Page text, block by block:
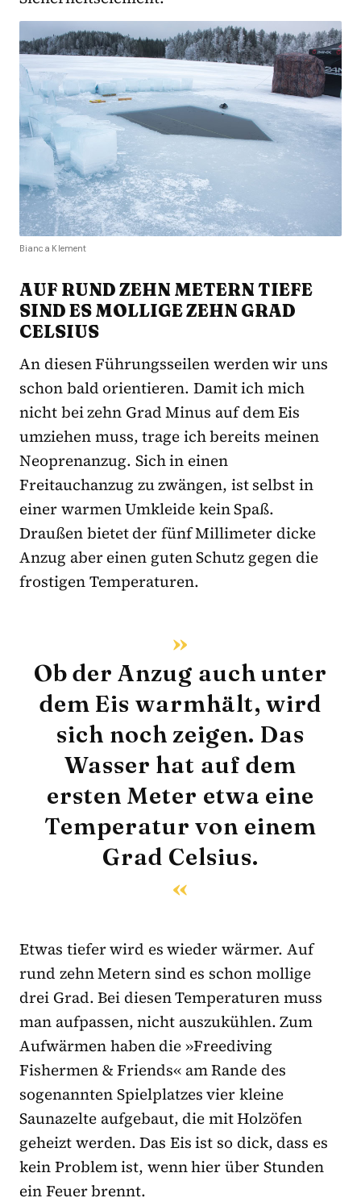
Bianca Klement
AUF RUND ZEHN METERN TIEFE
SIND ES MOLLIGE ZEHN GRAD
CELSIUS
An diesen Führungsseilen werden wir uns
schon bald orientieren. Damit ich mich
nicht bei zehn Grad Minus auf dem Eis
umziehen muss, trage ich bereits meinen
Neoprenanzug. Sich in einen
Freitauchanzug zu zwängen, ist selbst in
einer warmen Umkleide kein Spaß.
Draußen bietet der fünf Millimeter dicke
Anzug aber einen guten Schutz gegen die
frostigen Temperaturen.
Ob der Anzug auch unter
dem Eis warmhält, wird
sich noch zeigen. Das
Wasser hat auf dem
ersten Meter etwa eine
Temperatur von einem
Grad Celsius.
Etwas tiefer wird es wieder wärmer. Auf
rund zehn Metern sind es schon mollige
drei Grad. Bei diesen Temperaturen muss
man aufpassen, nicht auszukühlen. Zum
Aufwärmen haben die »Freediving
Fishermen & Friends« am Rande des
sogenannten Spielplatzes vier kleine
Saunazelte aufgebaut, die mit Holzöfen
geheizt werden. Das Eis ist so dick, dass es
kein Problem ist, wenn hier über Stunden
ein Feuer brennt.